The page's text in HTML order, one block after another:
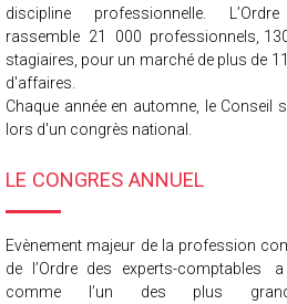
discipline professionnelle.
rassemble 21 000 professionnels,
stagiaires, pour un marché de plus de
d'affaires.
Chaque année en automne, le Conseil
lors d'un congrès national.
LE CONGRES ANNUEL
Evènement majeur de la profession
de l’Ordre des experts-comptables
comme l’un des plus